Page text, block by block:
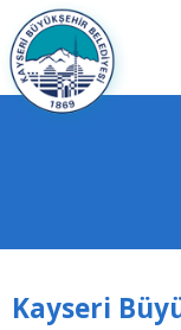
Kayseri